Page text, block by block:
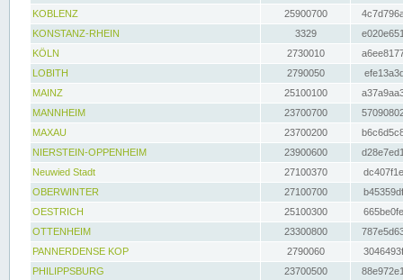
KOBLENZ
25900700
KONSTANZ-RHEIN
3329
KÖLN
2730010
LOBITH
2790050
MAINZ
25100100
MANNHEIM
23700700
MAXAU
23700200
NIERSTEIN-OPPENHEIM
23900600
Neuwied Stadt
27100370
OBERWINTER
27100700
OESTRICH
25100300
OTTENHEIM
23300800
PANNERDENSE KOP
2790060
PHILIPPSBURG
23700500